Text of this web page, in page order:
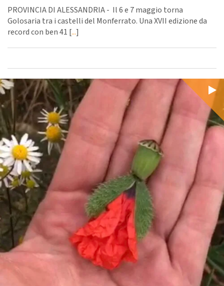
PROVINCIA DI ALESSANDRIA - Il 6 e 7 maggio torna
Golosaria tra i castelli del Monferrato. Una XVII edizione da
record con ben 41 [...]